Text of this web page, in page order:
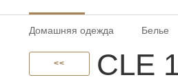
Домашняя одежда Белье
<< CLE